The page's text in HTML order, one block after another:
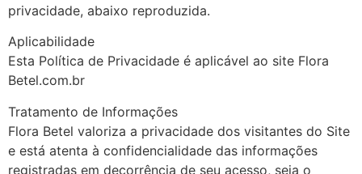
privacidade, abaixo reproduzida.
Aplicabilidade
Esta Política de Privacidade é aplicável ao site Flora
Betel.com.br
Tratamento de Informações
Flora Betel valoriza a privacidade dos visitantes do Site
e está atenta à confidencialidade das informações
registradas em decorrência de seu acesso, seja o